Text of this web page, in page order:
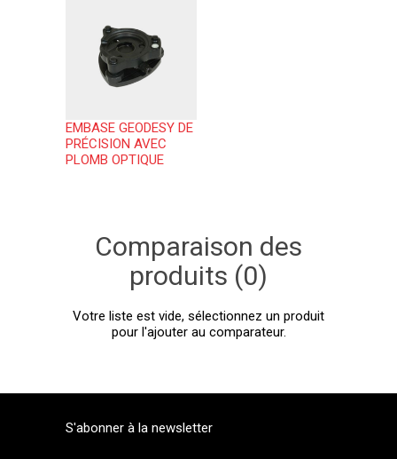
EMBASE GEODESY DE
PRÉCISION AVEC
PLOMB OPTIQUE
Comparaison des
produits (0)
Votre liste est vide, sélectionnez un produit
pour l'ajouter au comparateur.
S'abonner à la newsletter